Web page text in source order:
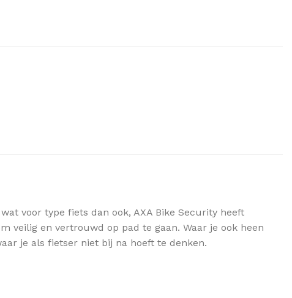
voor type fiets dan ook, AXA Bike Security heeft
veilig en vertrouwd op pad te gaan. Waar je ook heen
je als fietser niet bij na hoeft te denken.